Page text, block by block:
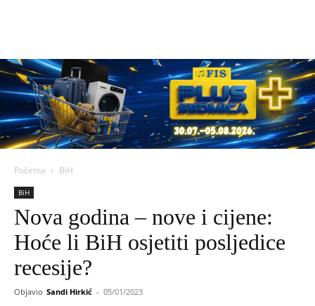
Početna BiH
BiH
Nova godina – nove i cijene:
Hoće li BiH osjetiti posljedice
recesije?
Objavio Sandi Hirkić - 05/01/2023